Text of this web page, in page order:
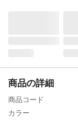
商品の詳細
商品コード
カラー